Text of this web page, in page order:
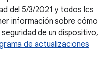
del 5/3/2021 y todos los
información sobre cómo
de un dispositivo,
de actualizaciones